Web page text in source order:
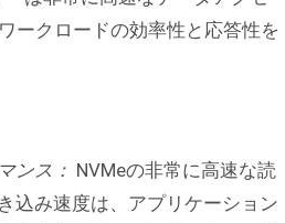
ークロードの効率性と応答性を
ンス： NVMeの非常に高速な読
込み速度は、アプリケーション